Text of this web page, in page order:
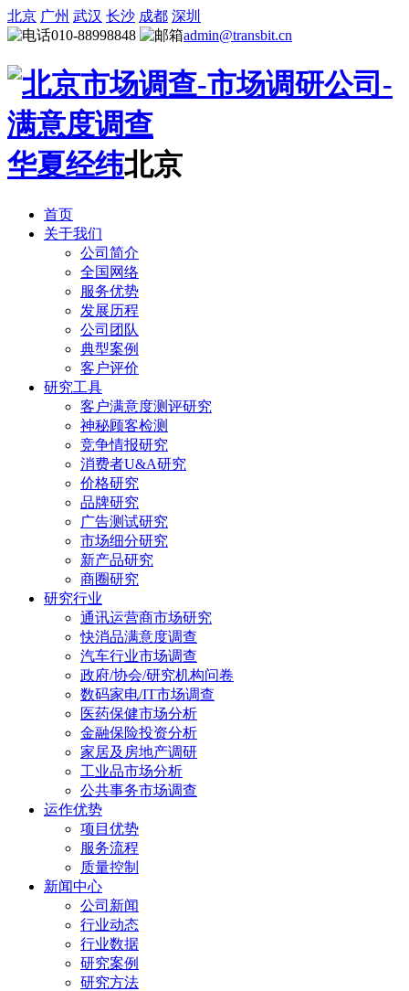
北京 广州 武汉 长沙 成都 深圳
010-88998848
admin@transbit.cn
华夏经纬北京
首页
关于我们
公司简介
全国网络
服务优势
发展历程
公司团队
典型案例
客户评价
研究工具
客户满意度测评研究
神秘顾客检测
竞争情报研究
消费者U&A研究
价格研究
品牌研究
广告测试研究
市场细分研究
新产品研究
商圈研究
研究行业
通讯运营商市场研究
快消品满意度调查
汽车行业市场调查
政府/协会/研究机构问卷
数码家电/IT市场调查
医药保健市场分析
金融保险投资分析
家居及房地产调研
工业品市场分析
公共事务市场调查
运作优势
项目优势
服务流程
质量控制
新闻中心
公司新闻
行业动态
行业数据
研究案例
研究方法